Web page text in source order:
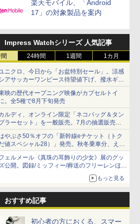
楽天モバイル、「Android
17」の対象製品を案内
Impress Watchシリーズ 人気記事
24時間 1週間 1カ月
ニクロ、今日から「お盆特別セール」。涼感
アサッカーワンピース待望値下げ、撥水ギア
ョーツは1990円に
映の歴代オープニング映像がカプセルトイ
。全5種で8月下旬発売
ルディ、オンライン限定「ネコバッグ＆タン
ラーセット」を一般販売。7月の抽選販売の
選無効分
やぶさ50％オフの「新幹線eチケット（トク
値スペシャル28）」発売。秋冬乗車分、えき
っと限定
ェルメール《真珠の耳飾りの少女》展のグッ
公開。図録/ミッフィー/葬送のフリーレンほ
もっと見る
おすすめ記事
初心者の方におくる、スマー